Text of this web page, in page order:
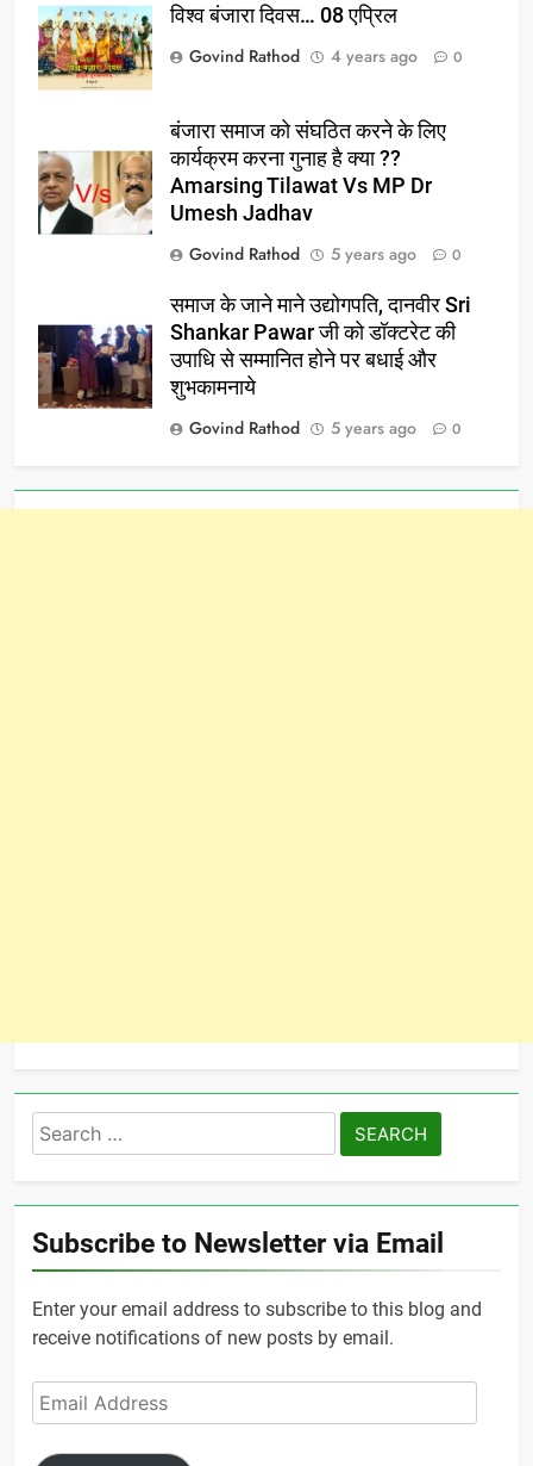
विश्व बंजारा दिवस… 08 एप्रिल
Govind Rathod
4 years ago 0
बंजारा समाज को संघठित करने के लिए
कार्यक्रम करना गुनाह है क्या ??
Amarsing Tilawat Vs MP Dr
Umesh Jadhav
Govind Rathod
5 years ago 0
समाज के जाने माने उद्योगपति, दानवीर Sri
Shankar Pawar जी को डॉक्टरेट की
उपाधि से सम्मानित होने पर बधाई और
शुभकामनाये
Govind Rathod
5 years ago 0
Search
for:
Subscribe to Newsletter via Email
Enter your email address to subscribe to this blog and
receive notifications of new posts by email.
Email
Address